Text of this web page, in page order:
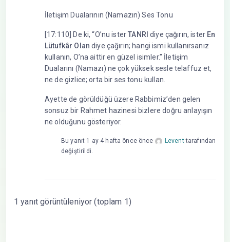
İletişim Dualarının (Namazın) Ses Tonu
[17:110] De ki, “O’nu isterTANRI diye çağırın, ister En
Lütufkâr Olan diye çağırın; hangi ismi kullanırsanız
kullanın, O’na aittir en güzel isimler.” İletişim
Dualarını (Namazı) ne çok yüksek sesle telaffuz et,
ne de gizlice; orta bir ses tonu kullan.
Ayette de görüldüğü üzere Rabbimiz’den gelen
sonsuz bir Rahmet hazinesi bizlere doğru anlayışın
ne olduğunu gösteriyor.
Bu yanıt 1 ay 4 hafta önce önce Leventtarafından
değiştirildi.
1 yanıt görüntüleniyor (toplam 1)